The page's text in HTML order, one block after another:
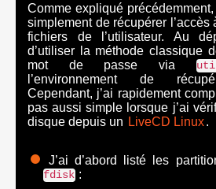
Comme expliqué
simplement de récupérer l’accès
fichiers de l’utilisateur. Au
d’utiliser la méthode classique
mot de passe via
l’environnement de
Cependant, j’ai rapidement
pas aussi simple lorsque j’ai
disque depuis un LiveCD Linux.
J’ai d’abord listé les
fdisk: